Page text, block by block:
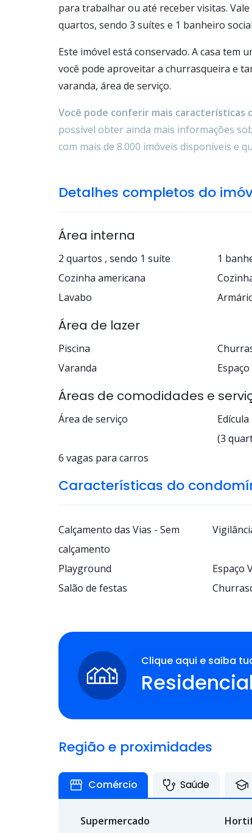
para trabalhar ou até receber visitas.
quartos, sendo 3 suítes e 1 banheiro
Este imóvel está conservado. A casa tem
você pode aproveitar a churrasqueira e
varanda, área de serviço.
Você pode conferir mais características
possível obter ainda mais informações
com mais de 8.000 imóveis disponíveis e
Detalhes completos do
Área interna
2 quartos , sendo 1 suíte 1
Cozinha americana
Lavabo
Área de lazer
Piscina
Varanda
Áreas de comodidades e
Área de serviço
Edícula
(3
6 vagas para carros
Características do
Calçamento das Vias - Sem
calçamento
Playground
Espaço
Salão de festas
Clique aqui e saiba
Região e proximidades
Comércio Saúde
Supermercado